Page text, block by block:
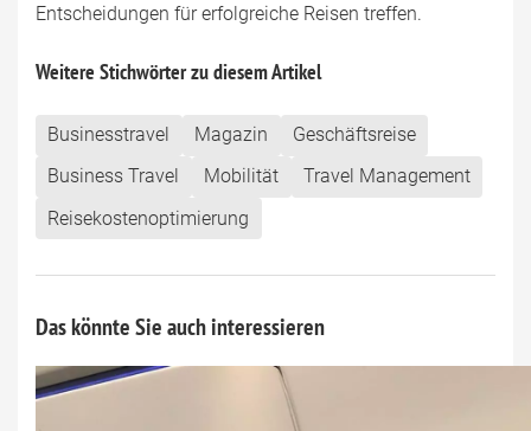
Entscheidungen für erfolgreiche Reisen treffen.
Weitere Stichwörter zu diesem Artikel
Businesstravel Magazin
Geschäftsreise
Business Travel
Mobilität
Travel Management
Reisekostenoptimierung
Das könnte Sie auch interessieren